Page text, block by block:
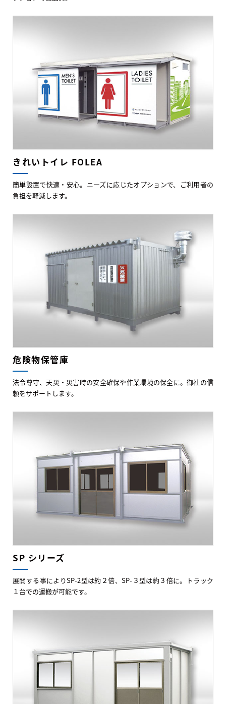
きれいトイレ FOLEA
簡単設置で快適・安心。ニーズに応じたオプションで、ご利用者の
負担を軽減します。
危険物保管庫
法令尊守、天災・災害時の安全確保や作業環境の保全に。御社の信
頼をサポートします。
SP シリーズ
展開する事によりSP-2型は約２倍、SP-３型は約３倍に。トラック
１台での運搬が可能です。